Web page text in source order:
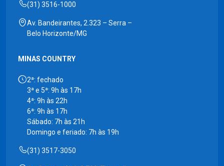
(31) 3516-1000
Av. Bandeirantes, 2.323 – Serra –
Belo Horizonte/MG
MINAS COUNTRY
2ª: fechado
3ª e 5ª: 9h às 17h
4ª: 9h às 22h
6ª: 9h às 17h
Sábado: 7h às 21h
Domingo e feriado: 7h às 19h
(31) 3517-3050